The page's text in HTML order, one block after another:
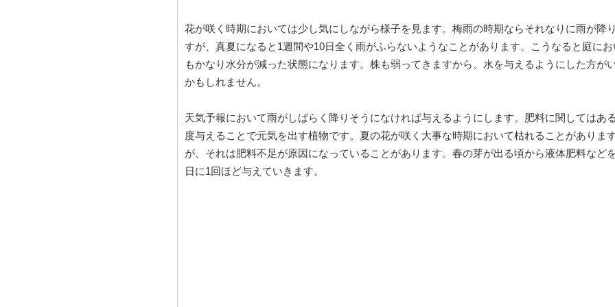
花が咲く時期においては少し気にしながら様子を見ます。梅雨の時期ならそれなりに雨が降
すが、真夏になると1週間や10日全く雨がふらないようなことがあります。こうなると庭にお
もかなり水分が減った状態になります。株も弱ってきますから、水を与えるようにした方が
かもしれません。
天気予報において雨がしばらく降りそうになければ与えるようにします。肥料に関してはあ
度与えることで元気を出す植物です。夏の花が咲く大事な時期において枯れることがありま
が、それは肥料不足が原因になっていることがあります。春の芽が出る頃から液体肥料など
日に1回ほど与えていきます。